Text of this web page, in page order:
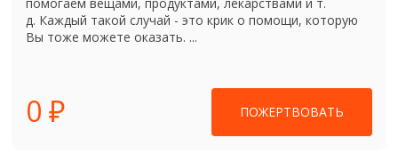
д. Каждый такой случай - это крик о помощи, которую
Вы тоже можете оказать. ...
0 ₽ ПОЖЕРТВОВАТЬ